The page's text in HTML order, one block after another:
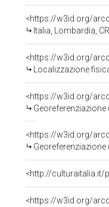
<https://w3id.org/
Italia, Lombardia,
<https://w3id.org/
Localizzazione
<https://w3id.org/
Georeferenziazione
<https://w3id.org/
Georeferenziazione
<http://
<https://w3id.org/